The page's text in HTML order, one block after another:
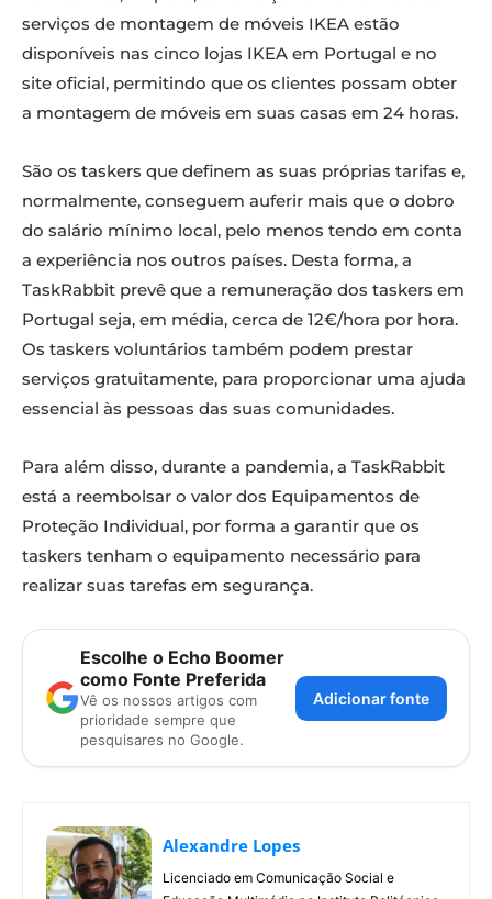
serviços de montagem de móveis IKEA estão
disponíveis nas cinco lojas IKEA em Portugal e no
site oficial, permitindo que os clientes possam obter
a montagem de móveis em suas casas em 24 horas.
São os taskers que definem as suas próprias tarifas e,
normalmente, conseguem auferir mais que o dobro
do salário mínimo local, pelo menos tendo em conta
a experiência nos outros países. Desta forma, a
TaskRabbit prevê que a remuneração dos taskers em
Portugal seja, em média, cerca de 12€/hora por hora.
Os taskers voluntários também podem prestar
serviços gratuitamente, para proporcionar uma ajuda
essencial às pessoas das suas comunidades.
Para além disso, durante a pandemia, a TaskRabbit
está a reembolsar o valor dos Equipamentos de
Proteção Individual, por forma a garantir que os
taskers tenham o equipamento necessário para
realizar suas tarefas em segurança.
Escolhe o Echo Boomer
como Fonte Preferida
Vê os nossos artigos com
prioridade sempre que
pesquisares no Google.
Adicionar fonte
Alexandre Lopes
Licenciado em Comunicação Social e